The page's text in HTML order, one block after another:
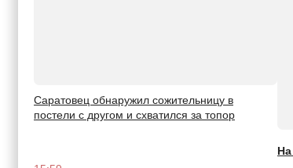
Саратовец обнаружил сожительницу в
постели с другом и схватился за топор